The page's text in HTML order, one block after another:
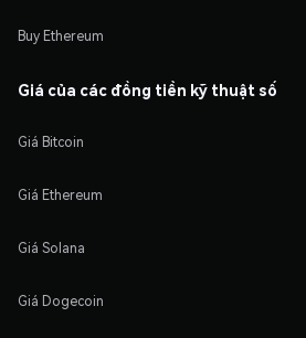
Buy Ethereum
Giá của các đồng tiền kỹ thuật số
Giá Bitcoin
Giá Ethereum
Giá Solana
Giá Dogecoin